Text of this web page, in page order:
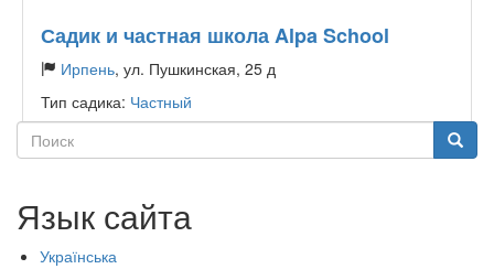
Садик и частная школа Alpa School
Ирпень, ул. Пушкинская, 25 д
Тип садика: Частный
Поиск
Поиск
Язык сайта
Українська